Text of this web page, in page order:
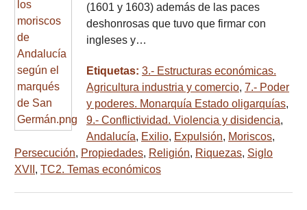
(1601 y 1603) además de las paces
deshonrosas que tuvo que firmar con
ingleses y…
Etiquetas: 3.- Estructuras económicas.
Agricultura industria y comercio, 7.- Poder
y poderes. Monarquía Estado oligarquías,
9.- Conflictividad. Violencia y disidencia,
Andalucía, Exilio, Expulsión, Moriscos,
Persecución, Propiedades, Religión, Riquezas, Siglo
XVII , TC2. Temas económicos